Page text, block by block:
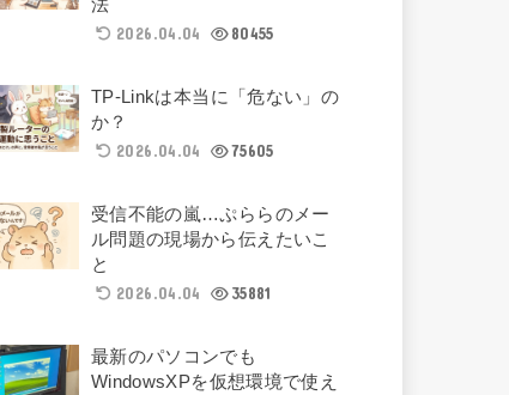
法
2026.04.04
80455
TP-Linkは本当に「危ない」の
か？
2026.04.04
75605
受信不能の嵐…ぷららのメー
ル問題の現場から伝えたいこ
と
2026.04.04
35881
最新のパソコンでも
WindowsXPを仮想環境で使え